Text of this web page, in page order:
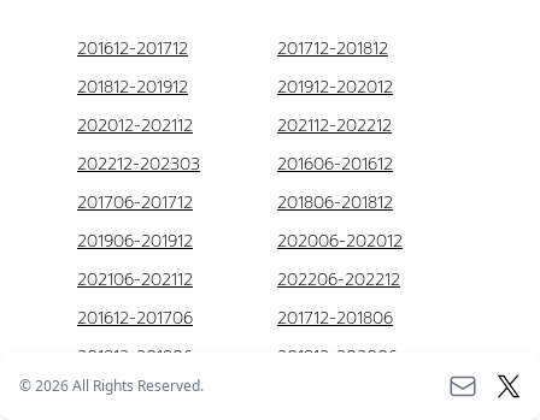
201612-201712
201712-201812
201812-201912
201912-202012
202012-202112
202112-202212
202212-202303
201606-201612
201706-201712
201806-201812
201906-201912
202006-202012
202106-202112
202206-202212
201612-201706
201712-201806
201812-201906
201912-202006
202012-202106
©2026All Rights Reserved.